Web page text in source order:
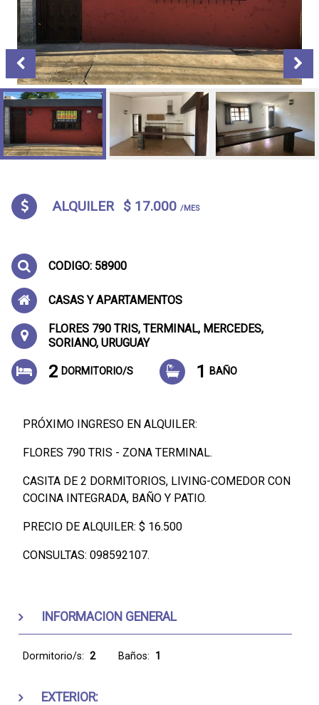
ALQUILER $ 17.000 /MES
CODIGO: 58900
CASAS Y APARTAMENTOS
FLORES 790 TRIS, TERMINAL, MERCEDES,
SORIANO, URUGUAY
2 DORMITORIO/S 1 BAÑO
PRÓXIMO INGRESO EN ALQUILER:
FLORES 790 TRIS - ZONA TERMINAL.
CASITA DE 2 DORMITORIOS, LIVING-COMEDOR CON
COCINA INTEGRADA, BAÑO Y PATIO.
PRECIO DE ALQUILER: $ 16.500
CONSULTAS: 098592107.
INFORMACION GENERAL
Dormitorio/s: 2 Baños: 1
EXTERIOR: